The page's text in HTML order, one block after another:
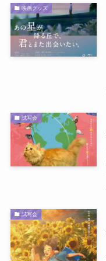
映画グッズ
試写会
試写会